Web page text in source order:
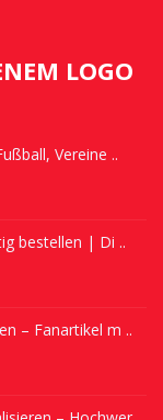
LOGO
Vereine ..
bestellen | Di ..
– Fanartikel m ..